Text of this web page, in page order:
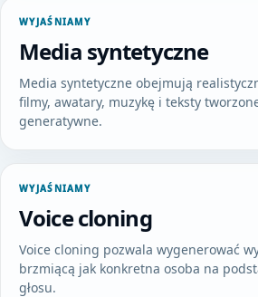
WYJAŚNIAMY
Media syntetyczne
Media syntetyczne obejmują
filmy, awatary, muzykę i teksty
generatywne.
WYJAŚNIAMY
Voice cloning
Voice cloning pozwala wygenerować
brzmiącą jak konkretna osoba na
głosu.